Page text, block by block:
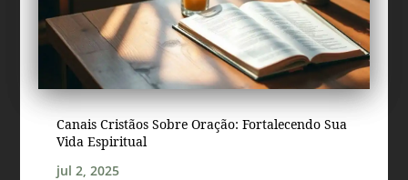
Canais Cristãos Sobre Oração: Fortalecendo Sua
Vida Espiritual
jul 2, 2025